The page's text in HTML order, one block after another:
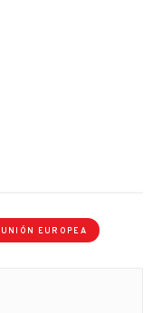
UNIÓN EUROPEA